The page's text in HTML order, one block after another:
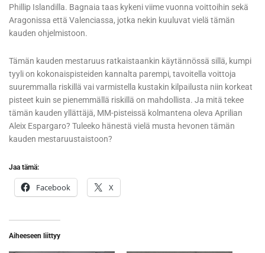
Phillip Islandilla. Bagnaia taas kykeni viime vuonna voittoihin sekä
Aragonissa että Valenciassa, jotka nekin kuuluvat vielä tämän
kauden ohjelmistoon.
Tämän kauden mestaruus ratkaistaankin käytännössä sillä, kumpi
tyyli on kokonaispisteiden kannalta parempi, tavoitella voittoja
suuremmalla riskillä vai varmistella kustakin kilpailusta niin korkeat
pisteet kuin se pienemmällä riskillä on mahdollista. Ja mitä tekee
tämän kauden yllättäjä, MM-pisteissä kolmantena oleva Aprilian
Aleix Espargaro? Tuleeko hänestä vielä musta hevonen tämän
kauden mestaruustaistoon?
Jaa tämä:
Facebook X
Aiheeseen liittyy